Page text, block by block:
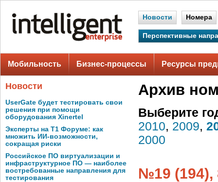
Новости Номера
Перспективные
Мобильность Бизнес-процессы Ресурсы
Новости
UserGate будет тестировать свои
решения при помощи
оборудования Xinertel
Эксперты на Т1 Форуме: как
множить ИИ-возможности,
сокращая риски
Российское ПО виртуализации и
инфраструктурное ПО — наиболее
востребованные направления для
тестирования
Архив
Выберите
2010, 2009,
2000
№19 (194),